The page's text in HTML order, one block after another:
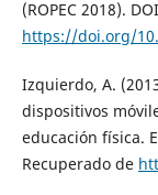
(ROPEC 2018).
https://doi.org/
Izquierdo, A.
dispositivos
educación física.
Recuperado de